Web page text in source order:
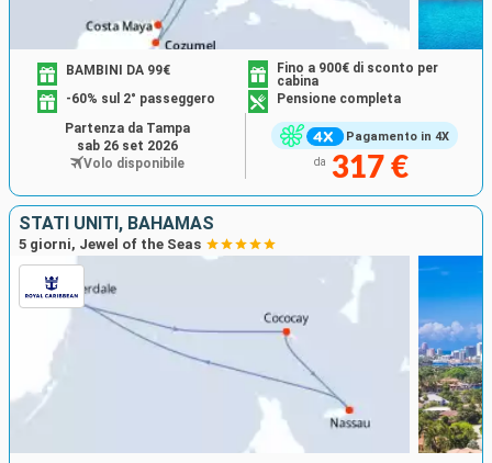
Pagamento in 4X
BAMBINI DA 99€
Fino a 900€ di sconto per
cabina
-60% sul 2° passeggero
Pensione completa
da 317 €
Partenza da Tampa
sab 26 set 2026
Volo disponibile
STATI UNITI, BAHAMAS
5 giorni, Jewel of the Seas